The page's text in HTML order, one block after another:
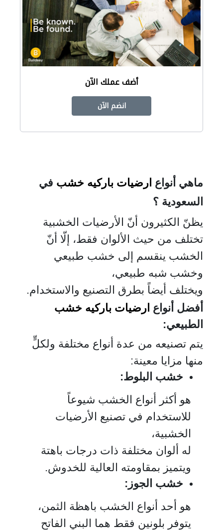
أضف عملك الآن
انضم الآن
ماهي أنواع ارضيات باركيه خشب في
السعودية ؟
يظنّ الكثيرون أنّ الأرضيات الخشبية
تختلف من حيث الألوان فقط، إلّا أنّ
الخشب ينقسم إلى خشب طبيعي
وخشب شبه طبيعي،
ويختلف أيضاً بطرق التصنيع والاستخدام.
أفضل أنواع ارضيات باركيه خشب
الطبيعي:
يتم تصنيعه من عدة أنواع مختلفة ولكلٍّ
منها مزايا معينة:
خشب البلوط:
هو أكثر أنواع الخشب شيوعاً
للاستخدام في تصنيع الأرضيات
الخشبية،
له ألوان مختلفة ذات درجات باهتة
ويتميز بمقاومته العالية للخدوش.
خشب الجوز:
هو أحد أنواع الخشب باهظة الثمن،
يتوفر بلونين فقط هما البني الفاتح